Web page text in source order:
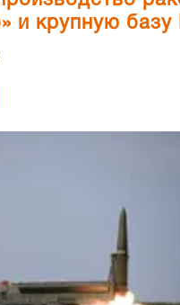
и крупную